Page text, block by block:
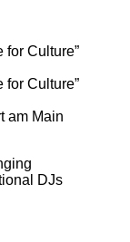
for Culture”
for Culture”
am Main
DJs